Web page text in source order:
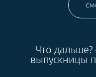
Что
выпускницы